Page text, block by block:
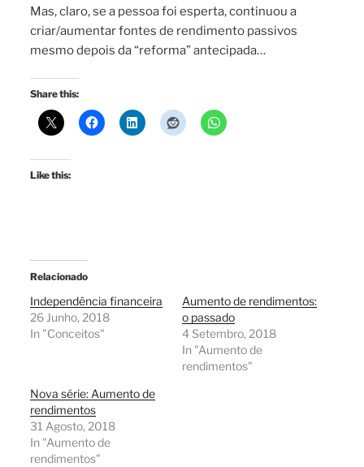
Mas, claro, se a pessoa foi esperta, continuou a
criar/aumentar fontes de rendimento passivos
mesmo depois da “reforma” antecipada…
Share this:
Like this:
Relacionado
Independência financeira
26 Junho, 2018
In "Conceitos"
Aumento de rendimentos:
o passado
4 Setembro, 2018
In "Aumento de
rendimentos"
Nova série: Aumento de
rendimentos
31 Agosto, 2018
In "Aumento de
rendimentos"